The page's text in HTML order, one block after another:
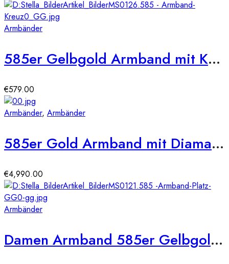
Armbänder
585er Gelbgold Armband mit Kreuz und Zirkonia
€579.00
Armbänder, Armbänder
585er Gold Armband mit Diamanten zus. ca.2,42ct.
€4,990.00
Armbänder
Damen Armband 585er Gelbgold Zirkonia Kreis